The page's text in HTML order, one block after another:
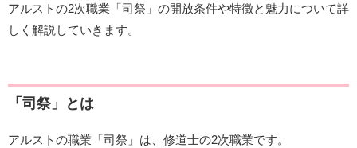
アルストの2次職業「司祭」の開放条件や特徴と魅力について詳
しく解説していきます。
「司祭」とは
アルストの職業「司祭」は、修道士の2次職業です。